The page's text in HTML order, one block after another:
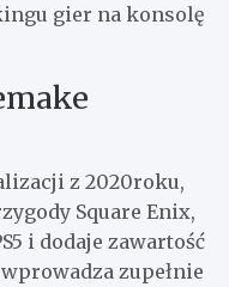
gier na konsolę
z 2020roku,
Square Enix,
i dodaje zawartość
zupełnie